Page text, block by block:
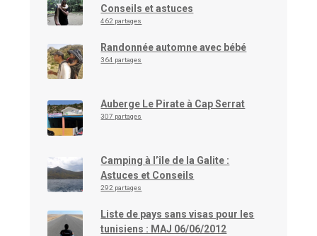
Conseils et astuces
462 partages
Randonnée automne avec bébé
364 partages
Auberge Le Pirate à Cap Serrat
307 partages
Camping à l’île de la Galite :
Astuces et Conseils
292 partages
Liste de pays sans visas pour les
tunisiens : MAJ 06/06/2012